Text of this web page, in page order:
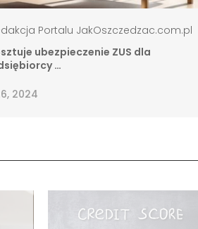
Portalu JakOszczedzac.com.pl
ubezpieczenie ZUS dla
…
2024